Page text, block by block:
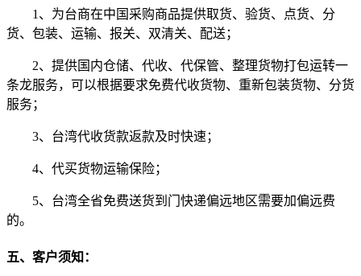
1、为台商在中国采购商品提供取货、验货、点货、分
货、包装、运输、报关、双清关、配送；
2、提供国内仓储、代收、代保管、整理货物打包运转一
条龙服务，可以根据要求免费代收货物、重新包装货物、分货
服务；
3、台湾代收货款返款及时快速；
4、代买货物运输保险；
5、台湾全省免费送货到门快递偏远地区需要加偏远费
的。
五、客户须知：